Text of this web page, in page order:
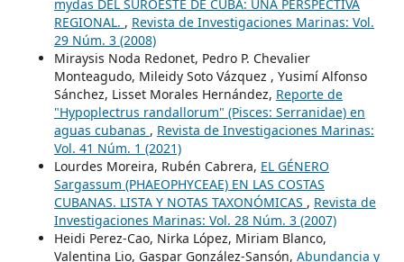
mydas DEL SUROESTE DE CUBA: UNA PERSPECTIVA
REGIONAL. , Revista de Investigaciones Marinas: Vol.
29 Núm. 3 (2008)
Miraysis Noda Redonet, Pedro P. Chevalier
Monteagudo, Mileidy Soto Vázquez , Yusimí Alfonso
Sánchez, Lisset Morales Hernández, Reporte de
"Hypoplectrus randallorum" (Pisces: Serranidae) en
aguas cubanas , Revista de Investigaciones Marinas:
Vol. 41 Núm. 1 (2021)
Lourdes Moreira, Rubén Cabrera, EL GÉNERO
Sargassum (PHAEOPHYCEAE) EN LAS COSTAS
CUBANAS. LISTA Y NOTAS TAXONÓMICAS , Revista de
Investigaciones Marinas: Vol. 28 Núm. 3 (2007)
Heidi Perez-Cao, Nirka López, Miriam Blanco,
Valentina Lio, Gaspar González-Sansón, Abundancia y